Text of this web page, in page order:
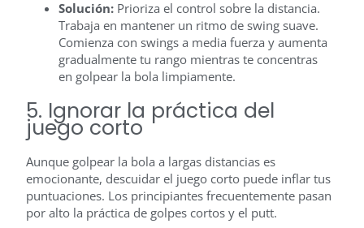
Solución: Prioriza el control sobre la distancia.
Trabaja en mantener un ritmo de swing suave.
Comienza con swings a media fuerza y aumenta
gradualmente tu rango mientras te concentras
en golpear la bola limpiamente.
5. Ignorar la práctica del
juego corto
Aunque golpear la bola a largas distancias es
emocionante, descuidar el juego corto puede inflar tus
puntuaciones. Los principiantes frecuentemente pasan
por alto la práctica de golpes cortos y el putt.